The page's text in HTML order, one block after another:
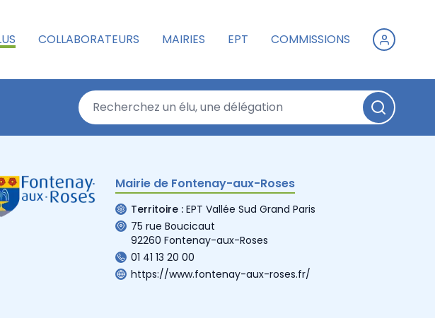
COLLABORATEURS MAIRIES EPT COMMISSIONS
Mairie de Fontenay-aux-Roses
Territoire : EPT Vallée Sud Grand Paris
75 rue Boucicaut
92260 Fontenay-aux-Roses
01 41 13 20 00
https://www.fontenay-aux-roses.fr/